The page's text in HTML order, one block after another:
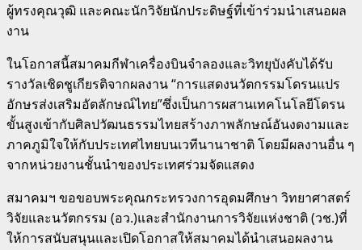
ผู้ทรงคุณวุฒิ และคณะนักวิจัยนักประดิษฐ์ที่เข้าร่วมนำเสนอผล
งาน
ในโอกาสนี้สมาคมกีฬาเครื่องบินจำลองและวิทยุบังคับได้รับ
รางวัลเชิดชูเกียรติจากผลงาน “การแสดงนวัตกรรมโดรนแปร
อักษรส่งเสริมอัตลักษณ์ไทย”ซึ่งเป็นการผสานเทคโนโลยีโดรน
ขั้นสูงเข้ากับศิลปวัฒนธรรมไทยสร้างภาพลักษณ์อันงดงามและ
ภาคภูมิใจให้กับประเทศไทยบนเวทีนานาชาติ โดยมีผลงานอื่น ๆ
จากหน่วยงานชั้นนำของประเทศร่วมจัดแสดง
สมาคมฯ ขอขอบพระคุณกระทรวงการอุดมศึกษา วิทยาศาสตร์
วิจัยและนวัตกรรม (อว.)และสำนักงานการวิจัยแห่งชาติ (วช.)ที่
ให้การสนับสนุนและเปิดโอกาสให้สมาคมได้นำเสนอผลงาน